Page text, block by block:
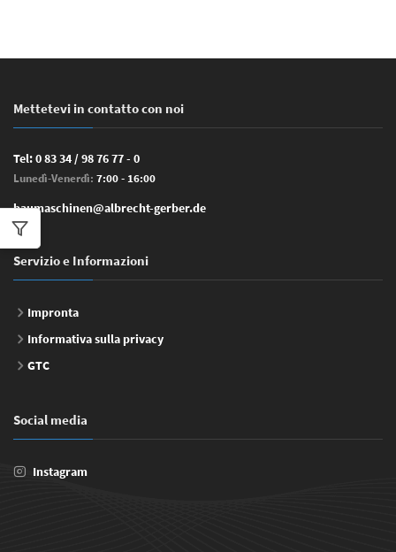
Mettetevi in contatto con noi
Tel:0 83 34 / 98 76 77 - 0
Lunedì-Venerdì: 7:00 - 16:00
baumaschinen@albrecht-gerber.de
Servizio e Informazioni
Impronta
Informativa sulla privacy
GTC
Social media
Instagram